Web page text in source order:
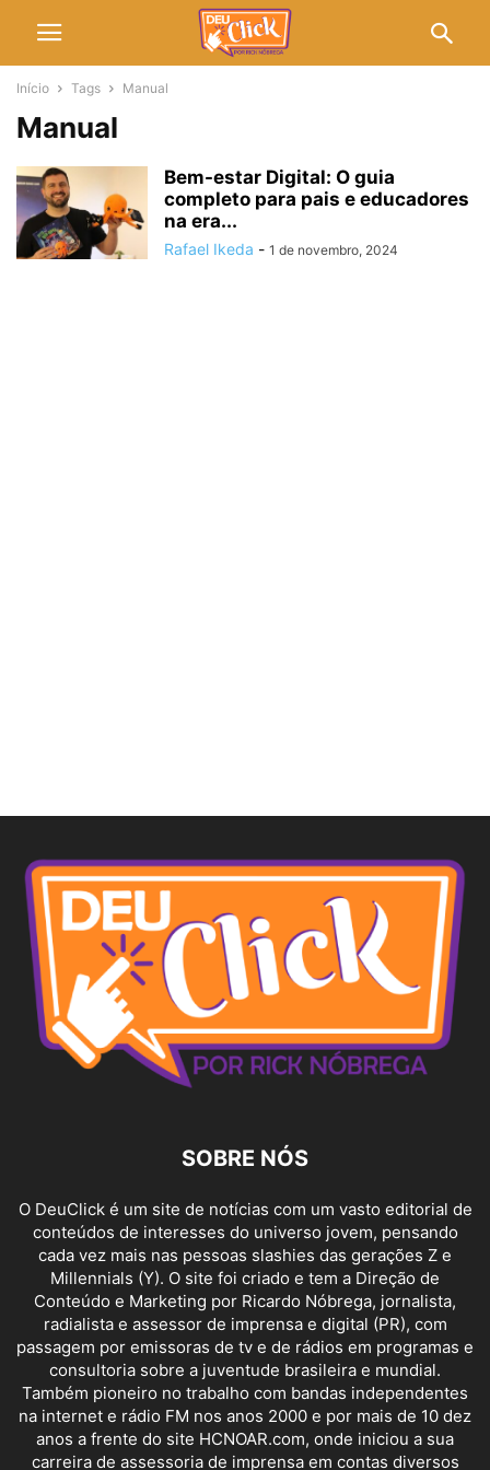
Início Tags Manual
Manual
Bem-estar Digital: O guia
completo para pais e educadores
na era...
Rafael Ikeda - 1 de novembro, 2024
SOBRE NÓS
O DeuClick é um site de notícias com um vasto editorial de
conteúdos de interesses do universo jovem, pensando
cada vez mais nas pessoas slashies das gerações Z e
Millennials (Y). O site foi criado e tem a Direção de
Conteúdo e Marketing por Ricardo Nóbrega, jornalista,
radialista e assessor de imprensa e digital (PR), com
passagem por emissoras de tv e de rádios em programas e
consultoria sobre a juventude brasileira e mundial.
Também pioneiro no trabalho com bandas independentes
na internet e rádio FM nos anos 2000 e por mais de 10 dez
anos a frente do site HCNOAR.com, onde iniciou a sua
carreira de assessoria de imprensa em contas diversos